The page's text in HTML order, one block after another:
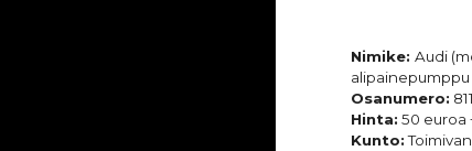
Nimike:Audi
alipainepumppu
Osanumero:
Hinta: 50 euroa
Kunto: